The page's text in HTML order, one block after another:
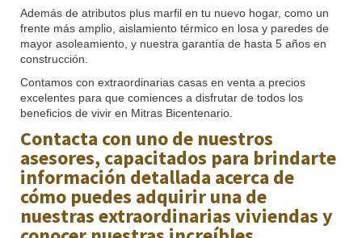
Además de atributos plus marfil en tu nuevo hogar, como un
frente más amplio, aislamiento térmico en losa y paredes de
mayor asoleamiento, y nuestra garantía de hasta 5 años en
construcción.
Contamos con extraordinarias casas en venta a precios
excelentes para que comiences a disfrutar de todos los
beneficios de vivir en Mitras Bicentenario.
Contacta con uno de nuestros
asesores, capacitados para brindarte
información detallada acerca de
cómo puedes adquirir una de
nuestras extraordinarias viviendas y